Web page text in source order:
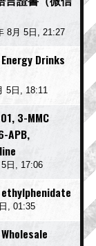
8月 5日, 21:27
Drinks
5日, 18:11
3-MMC
APB,
日, 17:06
ethylphenidate
, 01:35